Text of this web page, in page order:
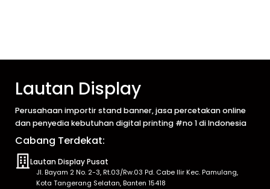
Lautan Display
Perusahaan importir stand banner, jasa percetakan online
dan penyedia kebutuhan digital printing #no 1 di Indonesia
Cabang Terdekat:
Lautan Display Pusat
Jl. Bayam 2 No. 2-3, Rt.03/Rw.03 Pd. Cabe Ilir Kec. Pamulang,
Kota Tangerang Selatan, Banten 15418